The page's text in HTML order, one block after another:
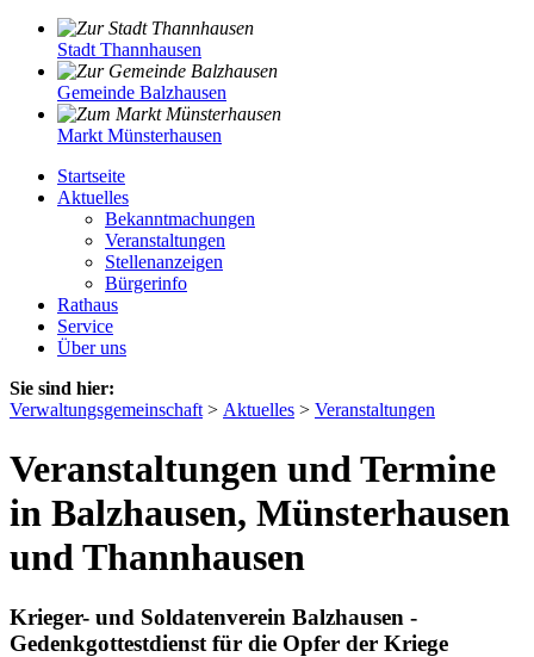
Stadt Thannhausen
Gemeinde Balzhausen
Markt Münsterhausen
Startseite
Aktuelles
Bekanntmachungen
Veranstaltungen
Stellenanzeigen
Bürgerinfo
Rathaus
Service
Über uns
Sie sind hier:
Verwaltungsgemeinschaft > Aktuelles > Veranstaltungen
Veranstaltungen und Termine
in Balzhausen, Münsterhausen
und Thannhausen
Krieger- und Soldatenverein Balzhausen -
Gedenkgottestdienst für die Opfer der Kriege